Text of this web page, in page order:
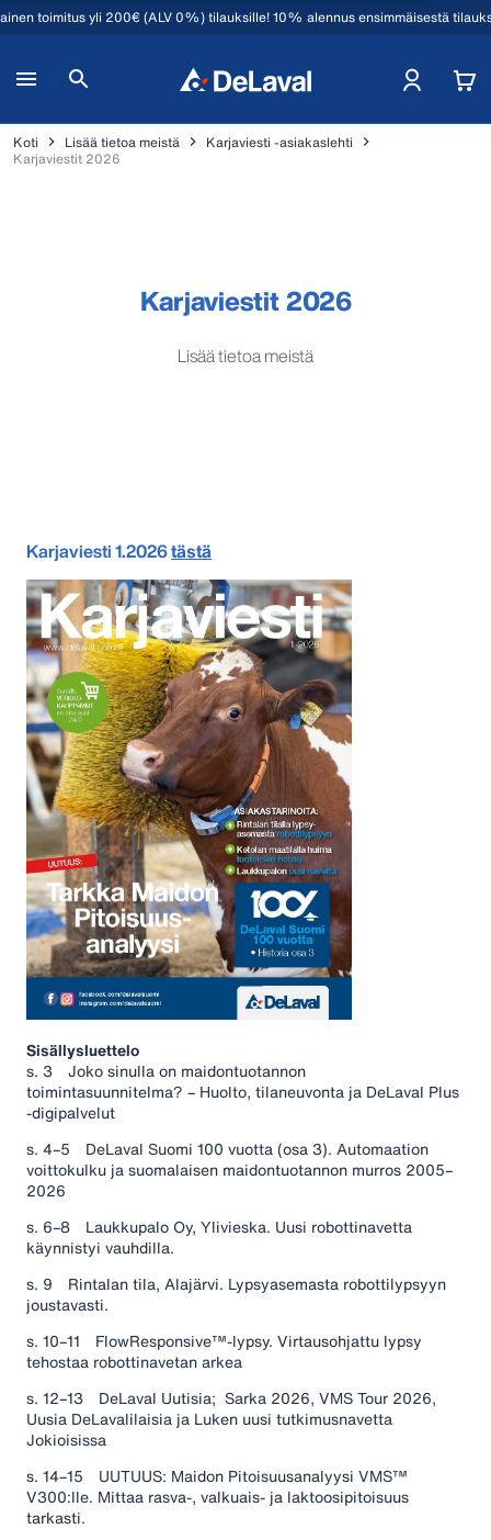
toimitus yli 200€ (ALV 0%) tilauksille! 10% alennus ensimmäisestä
Koti Lisää tietoa meistä
Karjaviesti -asiakaslehti
Karjaviestit 2026
Karjaviestit 2026
Lisää tietoa meistä
Karjaviesti 1.2026tästä
Sisällysluettelo
s. 3 Joko sinulla on maidontuotannon
toimintasuunnitelma? – Huolto, tilaneuvonta ja DeLaval Plus
-digipalvelut
s. 4–5 DeLaval Suomi 100 vuotta (osa 3). Automaation
voittokulku ja suomalaisen maidontuotannon murros 2005–
2026
s. 6–8 Laukkupalo Oy, Ylivieska. Uusi robottinavetta
käynnistyi vauhdilla.
s. 9 Rintalan tila, Alajärvi. Lypsyasemasta robottilypsyyn
joustavasti.
s. 10–11 FlowResponsive™-lypsy. Virtausohjattu lypsy
tehostaa robottinavetan arkea
s. 12–13 DeLaval Uutisia; Sarka 2026, VMS Tour 2026,
Uusia DeLavalilaisia ja Luken uusi tutkimusnavetta
Jokioisissa
s. 14–15 UUTUUS: Maidon Pitoisuusanalyysi VMS™
V300:lle. Mittaa rasva-, valkuais- ja laktoosipitoisuus
tarkasti.